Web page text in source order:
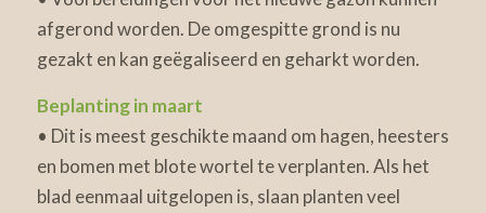
afgerond worden. De omgespitte grond is nu
gezakt en kan geëgaliseerd en geharkt worden.
Beplanting in maart
• Dit is meest geschikte maand om hagen, heesters
en bomen met blote wortel te verplanten. Als het
blad eenmaal uitgelopen is, slaan planten veel